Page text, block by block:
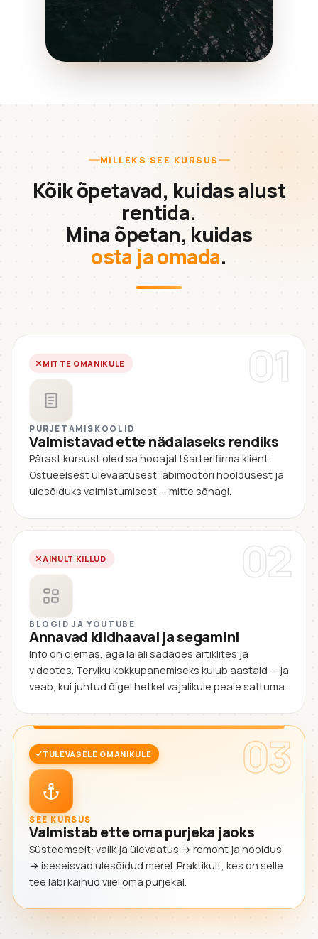
MILLEKS SEE KURSUS
Kõik õpetavad, kuidas alust
rentida.
Mina õpetan, kuidas
osta ja omada.
01
MITTE OMANIKULE
PURJETAMISKOOLID
Valmistavad ette nädalaseks rendiks
Pärast kursust oled sa hooajal tšarterifirma klient.
Ostueelsest ülevaatusest, abimootori hooldusest ja
ülesõiduks valmistumisest — mitte sõnagi.
02
AINULT KILLUD
BLOGID JA YOUTUBE
Annavad kildhaaval ja segamini
Info on olemas, aga laiali sadades artiklites ja
videotes. Terviku kokkupanemiseks kulub aastaid — ja
veab, kui juhtud õigel hetkel vajalikule peale sattuma.
03
TULEVASELE OMANIKULE
SEE KURSUS
Valmistab ette oma purjeka jaoks
Süsteemselt: valik ja ülevaatus → remont ja hooldus
→ iseseisvad ülesõidud merel. Praktikult, kes on selle
tee läbi käinud viiel oma purjekal.